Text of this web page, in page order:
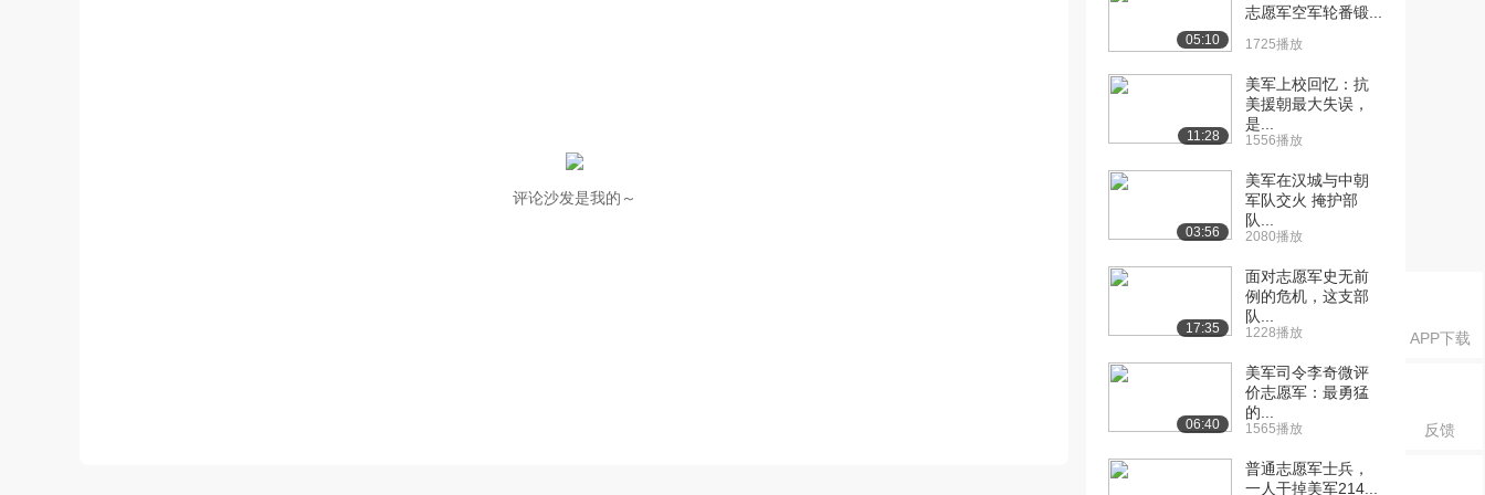
APP下载
反馈
评论沙发是我的～
05:10
志愿军空军轮番锻...
1725播放
11:28
美军上校回忆：抗
美援朝最大失误，
是...
1556播放
03:56
美军在汉城与中朝
军队交火 掩护部
队...
2080播放
17:35
面对志愿军史无前
例的危机，这支部
队...
1228播放
06:40
美军司令李奇微评
价志愿军：最勇猛
的...
1565播放
普通志愿军士兵，
一人干掉美军214...